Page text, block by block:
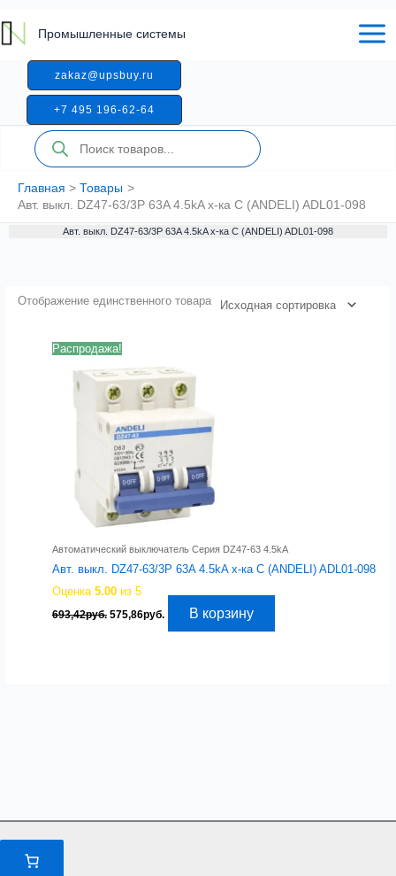
к
содержимому
Промышленные системы
zakaz@upsbuy.ru
+7 495 196-62-64
Поиск
товаров
Главная
Товары
Авт. выкл. DZ47-63/3P 63A 4.5kA х-ка C (ANDELI) ADL01-098
Авт. выкл. DZ47-63/3P 63A 4.5kA х-ка C (ANDELI) ADL01-098
Отображение единственного товара
Распродажа!
Автоматический выключатель Серия DZ47-63 4.5kA
Авт. выкл. DZ47-63/3P 63A 4.5kA х-ка C (ANDELI) ADL01-098
Оценка5.00 из 5
693,42руб. Первоначальная
575,86руб. ТекущаяВ корзину